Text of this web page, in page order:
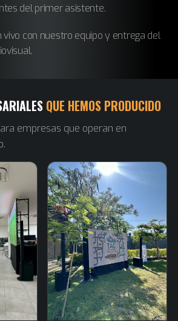
del primer asistente.
vivo con nuestro equipo y entrega del
QUE HEMOS PRODUCIDO
empresas que operan en